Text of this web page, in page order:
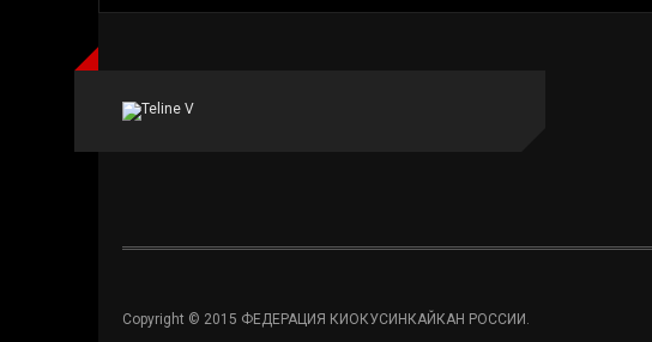
Copyright © 2015 ФЕДЕРАЦИЯ КИОКУСИНКАЙКАН РОССИИ.